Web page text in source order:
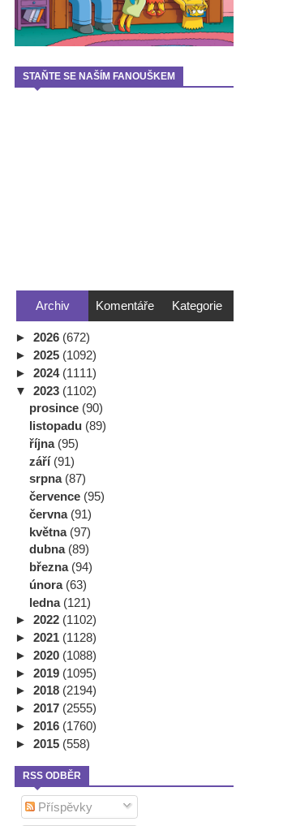
STAŇTE SE NAŠÍM FANOUŠKEM
Archiv Komentáře Kategorie
► 2026 (672)
► 2025 (1092)
► 2024 (1111)
▼ 2023 (1102)
prosince (90)
listopadu (89)
října (95)
září (91)
srpna (87)
července (95)
června (91)
května (97)
dubna (89)
března (94)
února (63)
ledna (121)
► 2022 (1102)
► 2021 (1128)
► 2020 (1088)
► 2019 (1095)
► 2018 (2194)
► 2017 (2555)
► 2016 (1760)
► 2015 (558)
RSS ODBĚR
Příspěvky